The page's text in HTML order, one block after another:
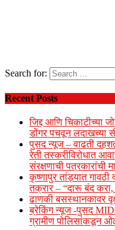
Search for:
Recent Posts
जिद्द आणि चिकाटीच्या
डोंगर पचवून लदाखच्या
पुसद न्यूज – वाढती
रेती तस्करीविरोधात
संरक्षणाची पत्रकारांची
कृष्णापुर तांड्यात
तक्रार – “दारू बंद
ढाणकी बसस्थानकावर
ब्रेकिंग न्यूज -पुसद
ग्रामीण पोलिसांकडून